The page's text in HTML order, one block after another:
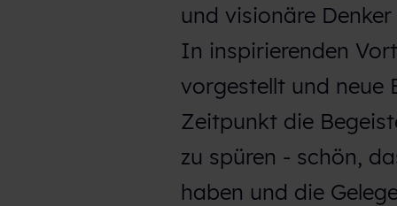
und visionäre
In inspirierenden
vorgestellt und neue
Zeitpunkt die
zu spüren - schön,
haben und die